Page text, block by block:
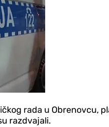
rada u Obrenovcu,
razdvajali.